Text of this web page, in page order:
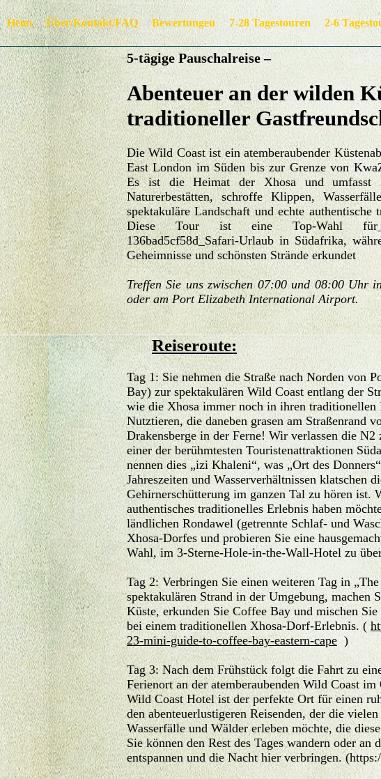
Heim Über/Kontakt/FAQ Bewertungen 7-28 Tagestouren 2-6
5-tägige Pauschalreise –
Abenteuer an der wilden
traditioneller
Die Wild Coast ist ein atemberaubender
East London im Süden bis zur Grenze von
Es ist die Heimat der Xhosa und umfasst
Naturerbestätten, schroffe Klippen,
spektakuläre Landschaft und echte
Diese Tour ist eine Top-Wahl
136bad5cf58d_Safari-Urlaub in Südafrika,
Geheimnisse und schönsten Strände erkundet
Treffen Sie uns zwischen 07:00 und 08:00 Uhr
oder am Port Elizabeth International Airport.
Reiseroute:
Tag 1: Sie nehmen die Straße nach Norden von
Bay) zur spektakulären Wild Coast entlang der
wie die Xhosa immer noch in ihren traditionellen
Nutztieren, die daneben grasen am Straßenrand
Drakensberge in der Ferne! Wir verlassen die
einer der berühmtesten Touristenattraktionen
nennen dies „izi Khaleni“, was „Ort des
Jahreszeiten und Wasserverhältnissen klatschen
Gehirnerschütterung im ganzen Tal zu hören ist.
authentisches traditionelles Erlebnis haben
ländlichen Rondawel (getrennte Schlaf- und
Xhosa-Dorfes und probieren Sie eine
Wahl, im 3-Sterne-Hole-in-the-Wall-Hotel zu
Tag 2: Verbringen Sie einen weiteren Tag in
spektakulären Strand in der Umgebung, machen
Küste, erkunden Sie Coffee Bay und mischen
bei einem traditionellen Xhosa-Dorf-Erlebnis. (
23-mini-guide-to-coffee-bay-eastern-cape )
Tag 3: Nach dem Frühstück folgt die Fahrt zu
Ferienort an der atemberaubenden Wild Coast
Wild Coast Hotel ist der perfekte Ort für einen
den abenteuerlustigeren Reisenden, der die
Wasserfälle und Wälder erleben möchte, die
Sie können den Rest des Tages wandern oder an
entspannen und die Nacht hier verbringen. (